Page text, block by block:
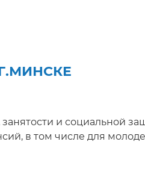
занятости и социальной
в том числе для